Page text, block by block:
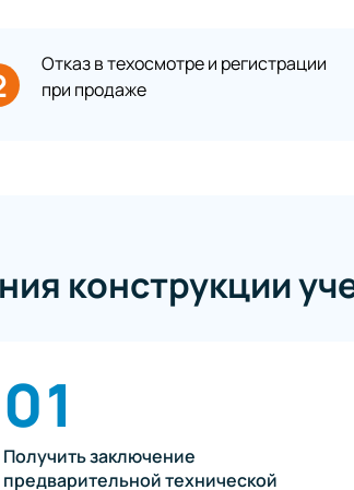
Отказ в техосмотре и регистрации
при продаже
конструкции
01
Получить заключение
предварительной технической